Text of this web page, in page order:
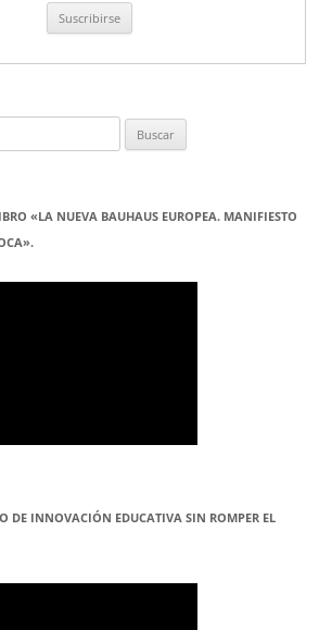
«LA NUEVA BAUHAUS EUROPEA. MANIFIESTO
DE INNOVACIÓN EDUCATIVA SIN ROMPER EL